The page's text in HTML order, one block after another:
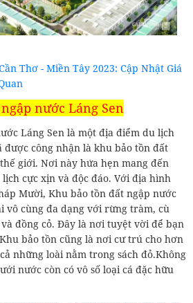
Thơ - Miền Tây 2023: Cập Nhật Giá
nước Láng Sen
Láng Sen là một địa điểm du lịch
công nhận là khu bảo tồn đất
giới. Nơi này hứa hẹn mang đến
cực xịn và độc đáo. Với địa hình
Mười, Khu bảo tồn đất ngập nước
vô cùng đa dạng với rừng tràm, cù
đồng cỏ. Đây là nơi tuyệt vời để bạn
bảo tồn cũng là nơi cư trú cho hơn
những loài nằm trong sách đỏ.Không
nước còn có vô số loại cá đặc hữu